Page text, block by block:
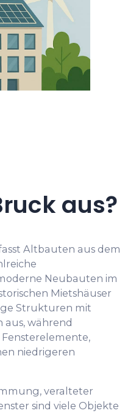
aus?
Altbauten aus dem
Neubauten im
Mietshäuser
Strukturen mit
während
niedrigeren
veralteter
sind viele Objekte